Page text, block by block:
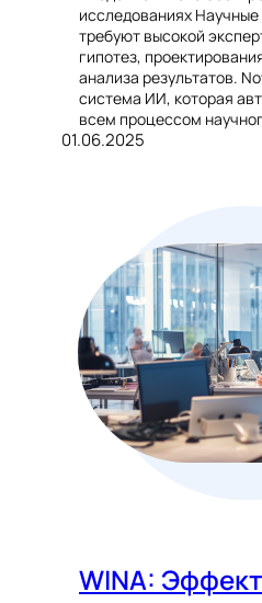
исследованиях
требуют высокой
гипотез,
анализа результатов.
система ИИ, которая
всем процессом
01.06.2025
WINA: